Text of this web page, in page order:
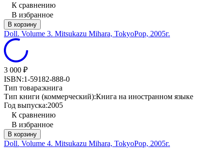
К сравнению
В избранное
В корзину
Doll. Volume 3. Mitsukazu Mihara, TokyoPop, 2005г.
3 000 ₽
ISBN:1-59182-888-0
Тип товара:книга
Тип книги (коммерческий):Книга на иностранном языке
Год выпуска:2005
К сравнению
В избранное
В корзину
Doll. Volume 4. Mitsukazu Mihara, TokyoPop, 2005г.